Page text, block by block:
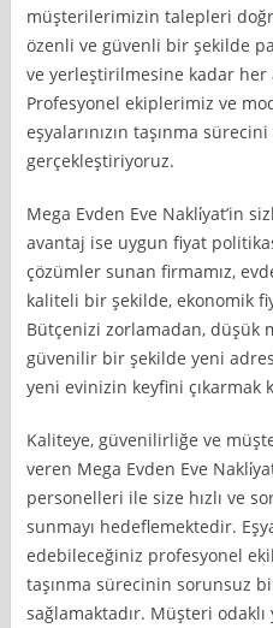
müşterilerimizin talepleri
özenli ve güvenli bir şekilde
ve yerleştirilmesine kadar her
Profesyonel ekiplerimiz ve
eşyalarınızın taşınma
gerçekleştiriyoruz.
Mega Evden Eve Nakli̇yat’in
avantaj ise uygun fiyat
çözümler sunan firmamız,
kaliteli bir şekilde, ekonomik
Bütçenizi zorlamadan, düşük
güvenilir bir şekilde yeni
yeni evinizin keyfini çıkarmak
Kaliteye, güvenilirliğe ve
veren Mega Evden Eve
personelleri ile size hızlı ve
sunmayı hedeflemektedir.
edebileceğiniz profesyonel
taşınma sürecinin sorunsuz
sağlamaktadır. Müşteri odaklı